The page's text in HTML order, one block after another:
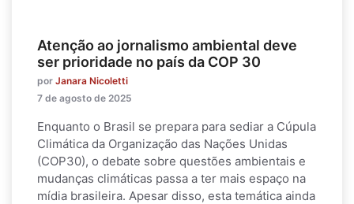
Atenção ao jornalismo ambiental deve
ser prioridade no país da COP 30
por Janara Nicoletti
7 de agosto de 2025
Enquanto o Brasil se prepara para sediar a Cúpula
Climática da Organização das Nações Unidas
(COP30), o debate sobre questões ambientais e
mudanças climáticas passa a ter mais espaço na
mídia brasileira. Apesar disso, esta temática ainda